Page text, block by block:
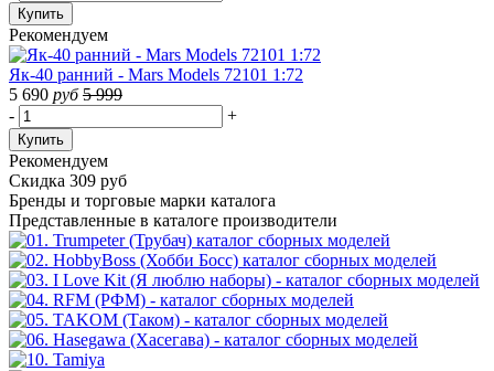
Купить
Рекомендуем
Як-40 ранний - Mars Models 72101 1:72
5 690 руб 5 999
-
+
Купить
Рекомендуем
Скидка 309 руб
Бренды и торговые марки каталога
Представленные в каталоге производители